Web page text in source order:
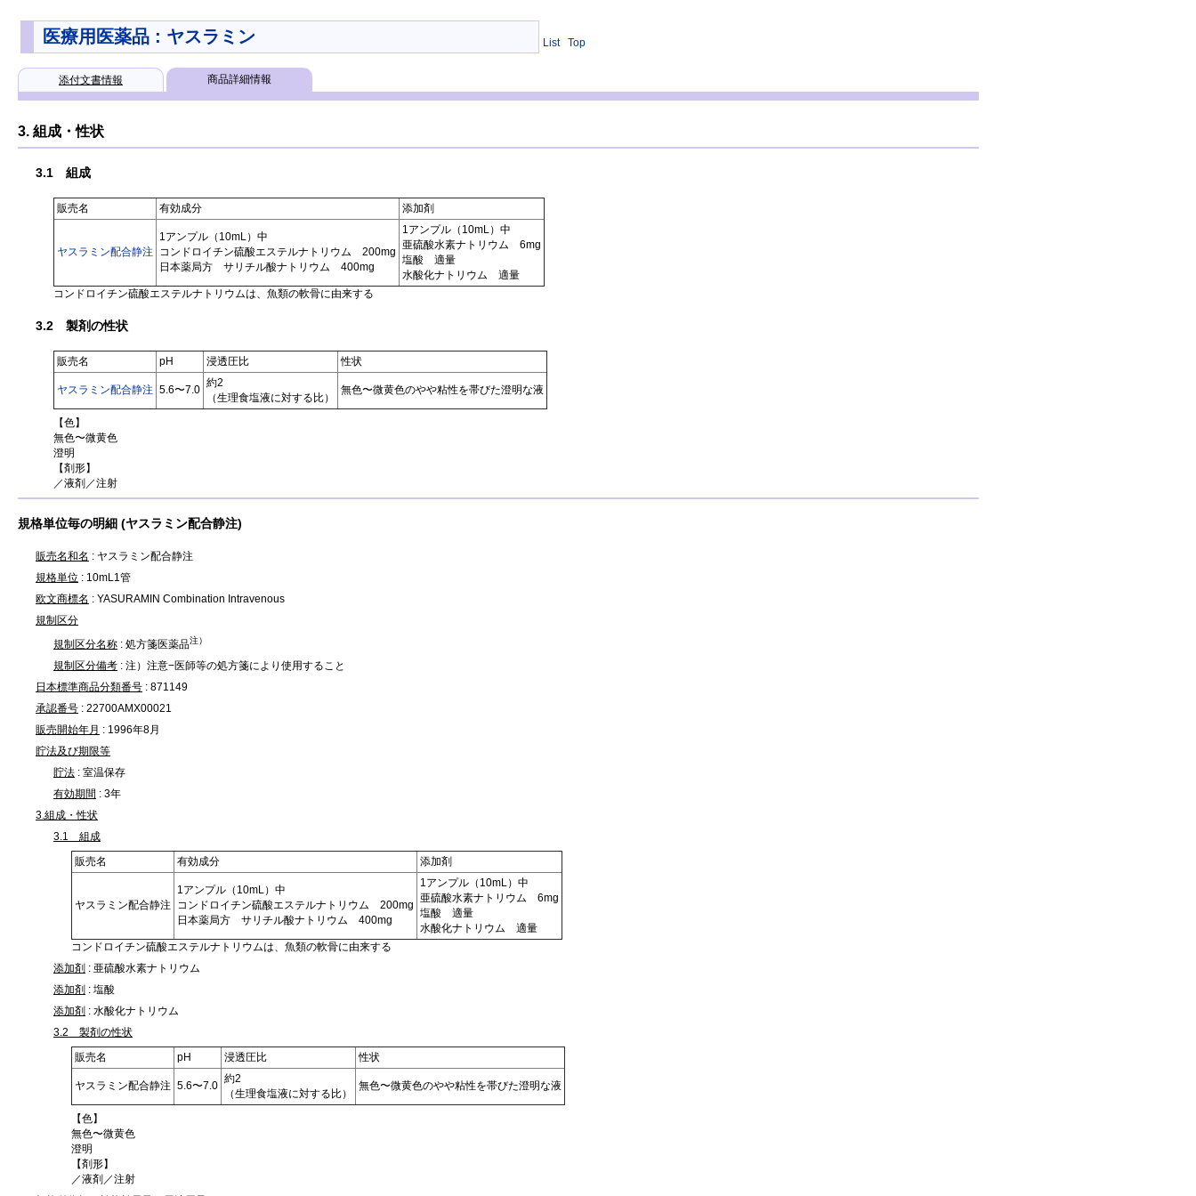
医療用医薬品 : ヤスラミン List Top
添付文書情報 商品詳細情報
3. 組成・性状
3.1 組成
販売名 有効成分 添加剤
ヤスラミン配合静注
1アンプル（10mL）中
コンドロイチン硫酸エステルナトリウム 200mg
日本薬局方 サリチル酸ナトリウム 400mg
1アンプル（10mL）中
亜硫酸水素ナトリウム 6mg
塩酸 適量
水酸化ナトリウム 適量
コンドロイチン硫酸エステルナトリウムは、魚類の軟骨に由来する
3.2 製剤の性状
販売名 pH 浸透圧比 性状
ヤスラミン配合静注 5.6〜7.0
約2
（生理食塩液に対する比）
無色〜微黄色のやや粘性を帯びた澄明な液
【色】
無色〜微黄色
澄明
【剤形】
／液剤／注射
規格単位毎の明細 (ヤスラミン配合静注)
販売名和名 : ヤスラミン配合静注
規格単位 : 10mL1管
欧文商標名 : YASURAMIN Combination Intravenous
規制区分
規制区分名称 : 処方箋医薬品注）
規制区分備考 : 注）注意−医師等の処方箋により使用すること
日本標準商品分類番号 : 871149
承認番号 : 22700AMX00021
販売開始年月 : 1996年8月
貯法及び期限等
貯法 : 室温保存
有効期間 : 3年
3.組成・性状
3.1 組成
販売名
有効成分 添加剤
ヤスラミン配合静注
1アンプル（10mL）中
コンドロイチン硫酸エステルナトリウム 200mg
日本薬局方 サリチル酸ナトリウム 400mg
1アンプル（10mL）中
亜硫酸水素ナトリウム 6mg
塩酸 適量
水酸化ナトリウム 適量
コンドロイチン硫酸エステルナトリウムは、魚類の軟骨に由来する
添加剤 : 亜硫酸水素ナトリウム
添加剤 : 塩酸
添加剤 : 水酸化ナトリウム
3.2 製剤の性状
販売名
pH 浸透圧比 性状
ヤスラミン配合静注 5.6〜7.0
約2
（生理食塩液に対する比）
無色〜微黄色のやや粘性を帯びた澄明な液
【色】
無色〜微黄色
澄明
【剤形】
／液剤／注射